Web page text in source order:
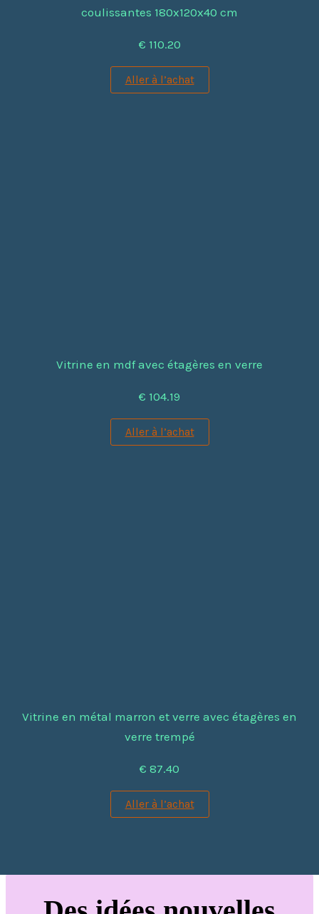
coulissantes 180x120x40 cm
€ 110.20
Aller à l’achat
Vitrine en mdf avec étagères en verre
€ 104.19
Aller à l’achat
Vitrine en métal marron et verre avec étagères en
verre trempé
€ 87.40
Aller à l’achat